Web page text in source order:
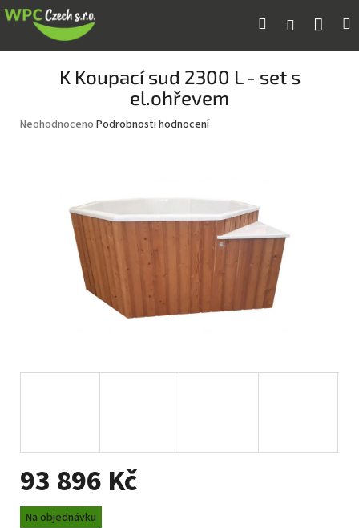
Přejít
na
Hledat Přihlášení
K Koupací sud 2300 L - set s
el.ohřevem
Průměrné
Neohodnoceno Podrobnosti hodnocení
93 896 Kč
Měrná
cena:
Na objednávku